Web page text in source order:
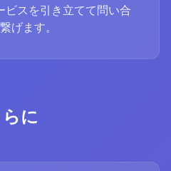
ビスを引き立てて問い合
げます。
に